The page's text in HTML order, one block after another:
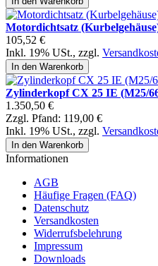
Motordichtsatz
105,52 €
Inkl. 19% USt., zzgl.
In den Warenkorb
Zylinderkopf CX 25 IE (M25/
1.350,50 €
Zzgl. Pfand: 119,00 €
Inkl. 19% USt., zzgl.
In den Warenkorb
Informationen
AGB
Häufige Fragen (FAQ)
Datenschutz
Versandkosten
Widerrufsbelehrung
Impressum
Downloads